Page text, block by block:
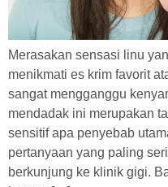
Merasakan sensasi linu
menikmati es krim favorit
sangat mengganggu
mendadak ini merupakan
sensitif apa penyebab
pertanyaan yang paling
berkunjung ke klinik gigi.